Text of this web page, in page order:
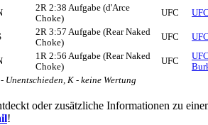
2R 2:38 Aufgabe (d'Arce
Choke)
UFC
2R 3:57 Aufgabe (Rear Naked
Choke)
UFC
1R 2:56 Aufgabe (Rear Naked
Choke)
UFC
Unentschieden, K - keine Wertung
oder zusätzliche Informationen zu
!